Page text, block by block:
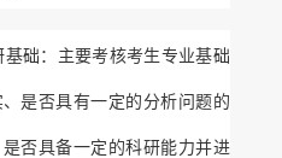
础：主要考核考生专业基础
是否具有一定的分析问题的
否具备一定的科研能力并进